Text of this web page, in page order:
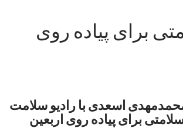
برای پیاده روی
اسعدی با رادیو سلامت
برای پیاده روی اربعین